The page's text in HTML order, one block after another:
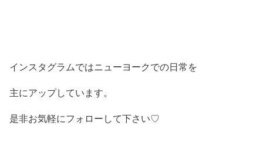
インスタグラムではニューヨークでの日常を
主にアップしています。
是非お気軽にフォローして下さい♡